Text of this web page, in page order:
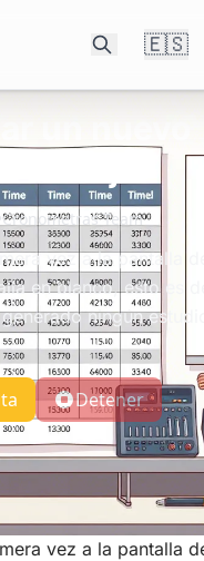
🇪🇸
trabajo
•Cronometras Team
vez a la pantalla
en blanco, esto es
ningún
Detener
vez a la pantalla